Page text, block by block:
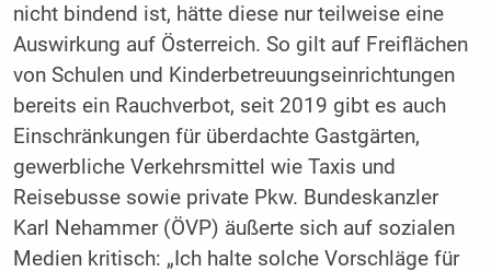
nicht bindend ist, hätte diese nur teilweise eine
Auswirkung auf Österreich. So gilt auf Freiflächen
von Schulen und Kinderbetreuungseinrichtungen
bereits ein Rauchverbot, seit 2019 gibt es auch
Einschränkungen für überdachte Gastgärten,
gewerbliche Verkehrsmittel wie Taxis und
Reisebusse sowie private Pkw. Bundeskanzler
Karl Nehammer (ÖVP) äußerte sich auf sozialen
Medien kritisch: „Ich halte solche Vorschläge für